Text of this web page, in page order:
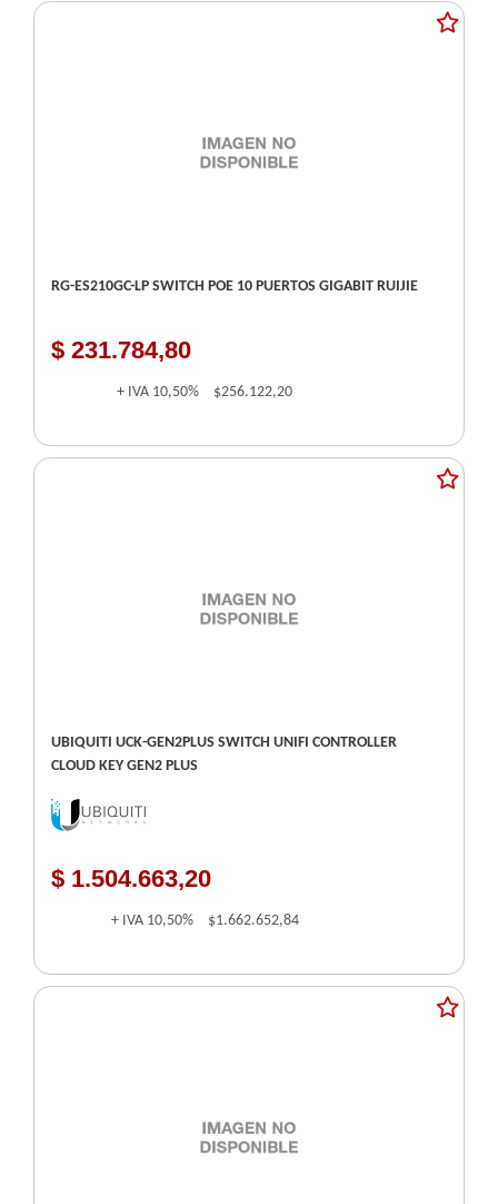
RG-ES210GC-LP SWITCH POE 10 PUERTOS GIGABIT RUIJIE
$ 231.784,80
+ IVA 10,50% $256.122,20
UBIQUITI UCK-GEN2PLUS SWITCH UNIFI CONTROLLER
CLOUD KEY GEN2 PLUS
$ 1.504.663,20
+ IVA 10,50% $1.662.652,84